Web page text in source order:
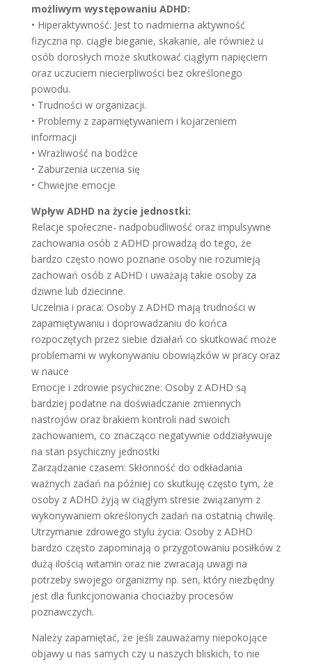
możliwym występowaniu ADHD:
• Hiperaktywność: Jest to nadmierna aktywność
fizyczna np. ciągłe bieganie, skakanie, ale również u
osób dorosłych może skutkować ciągłym napięciem
oraz uczuciem niecierpliwości bez określonego
powodu.
• Trudności w organizacji.
• Problemy z zapamiętywaniem i kojarzeniem
informacji
• Wrażliwość na bodźce
• Zaburzenia uczenia się
• Chwiejne emocje
Wpływ ADHD na życie jednostki:
Relacje społeczne- nadpobudliwość oraz impulsywne
zachowania osób z ADHD prowadzą do tego, że
bardzo często nowo poznane osoby nie rozumieją
zachowań osób z ADHD i uważają takie osoby za
dziwne lub dziecinne.
Uczelnia i praca: Osoby z ADHD mają trudności w
zapamiętywaniu i doprowadzaniu do końca
rozpoczętych przez siebie działań co skutkować może
problemami w wykonywaniu obowiązków w pracy oraz
w nauce
Emocje i zdrowie psychiczne: Osoby z ADHD są
bardziej podatne na doświadczanie zmiennych
nastrojów oraz brakiem kontroli nad swoich
zachowaniem, co znacząco negatywnie oddziaływuje
na stan psychiczny jednostki
Zarządzanie czasem: Skłonność do odkładania
ważnych zadań na później co skutkuję często tym, że
osoby z ADHD żyją w ciągłym stresie związanym z
wykonywaniem określonych zadań na ostatnią chwilę.
Utrzymanie zdrowego stylu życia: Osoby z ADHD
bardzo często zapominają o przygotowaniu posiłków z
dużą ilością witamin oraz nie zwracają uwagi na
potrzeby swojego organizmy np. sen, który niezbędny
jest dla funkcjonowania chociażby procesów
poznawczych.
Należy zapamiętać, że jeśli zauważamy niepokojące
objawy u nas samych czy u naszych bliskich, to nie